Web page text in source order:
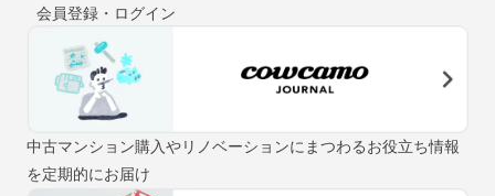
会員登録・ログイン
中古マンション購入やリノベーションにまつわるお役立ち情報
を定期的にお届け